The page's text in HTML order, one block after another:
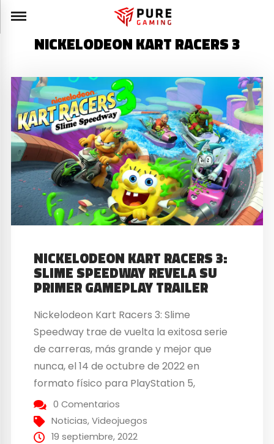
NICKELODEON KART RACERS 3
NICKELODEON KART RACERS 3:
SLIME SPEEDWAY REVELA SU
PRIMER GAMEPLAY TRAILER
Nickelodeon Kart Racers 3: Slime
Speedway trae de vuelta la exitosa serie
de carreras, más grande y mejor que
nunca, el 14 de octubre de 2022 en
formato físico para PlayStation 5,
PlayStation 4, Xbox Series X, Xbox One y
Nintendo Switch. Echa un vistazo al primer
tráiler oficial del juego y descubre todo el
0 Comentarios
Noticias,Videojuegos
19 septiembre, 2022